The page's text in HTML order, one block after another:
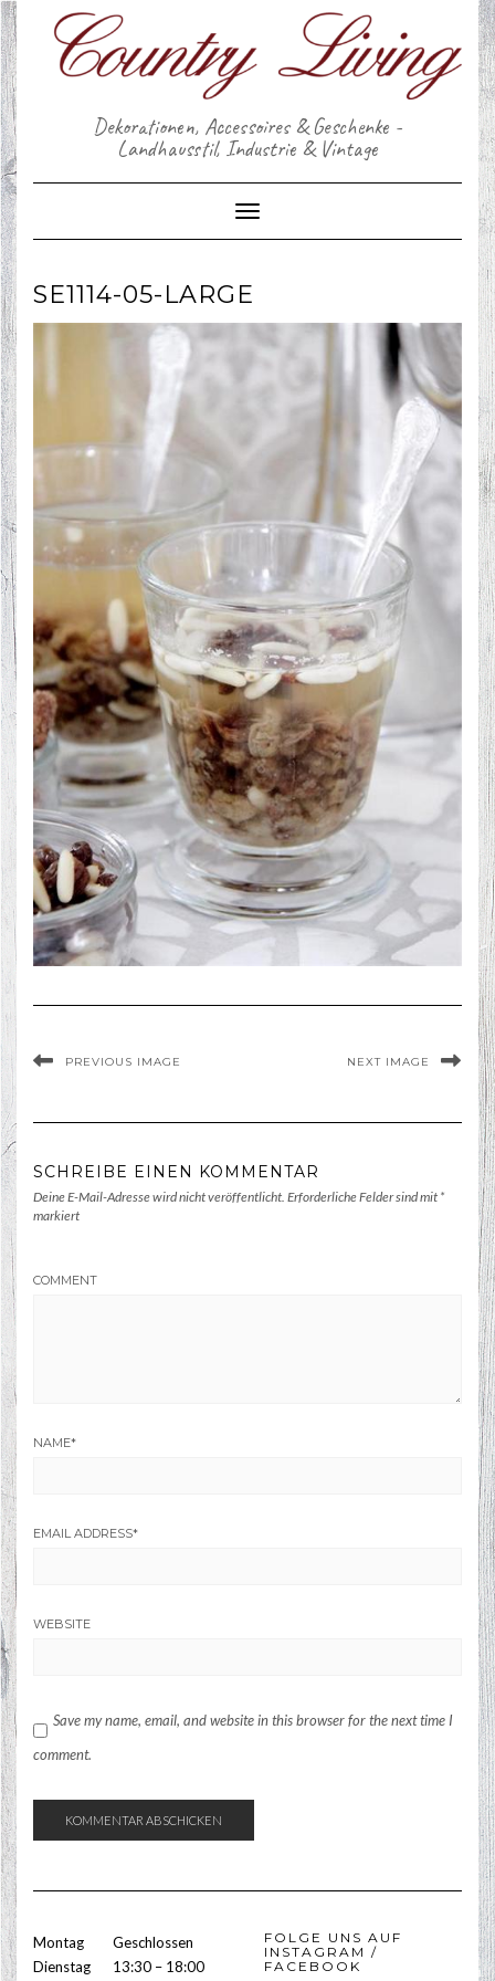
Skip
to
content
Dekorationen, Accessoires & Geschenke -
Landhausstil, Industrie & Vintage
Toggle Navigation
SE1114-05-LARGE
PREVIOUS IMAGE NEXT IMAGE
SCHREIBE EINEN KOMMENTAR
Deine E-Mail-Adresse wird nicht veröffentlicht. Erforderliche Felder sind mit *
markiert
COMMENT
NAME*
EMAIL ADDRESS*
WEBSITE
Save my name, email, and website in this browser for the next time I
comment.
Montag
Geschlossen
Dienstag
13:30 – 18:00
FOLGE UNS AUF
INSTAGRAM /
FACEBOOK